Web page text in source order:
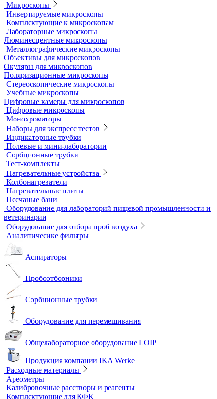
Колбы
Мерная посуда
Посуда общего назначения
Центрифужные пробирки
Микроскопы
Инвертируемые микроскопы
Комплектующие к микроскопам
Лабораторные микроскопы
Люминесцентные микроскопы
Металлографические микроскопы
Объективы для микроскопов
Окуляры для микроскопов
Поляризационные микроскопы
Стереоскопические микроскопы
Учебные микроскопы
Цифровые камеры для микроскопов
Цифровые микроскопы
Монохроматоры
Наборы для экспресс тестов
Индикаторные трубки
Полевые и мини-лаборатории
Сорбционные трубки
Тест-комплекты
Нагревательные устройства
Колбонагреватели
Нагревательные плиты
Песчаные бани
Оборудование для лабораторий пищевой промышленности и
ветеринарии
Оборудование для отбора проб воздуха
Аналитичесике фильтры
Оборудование для перемешивания
Общелабораторное оборудование LOIP